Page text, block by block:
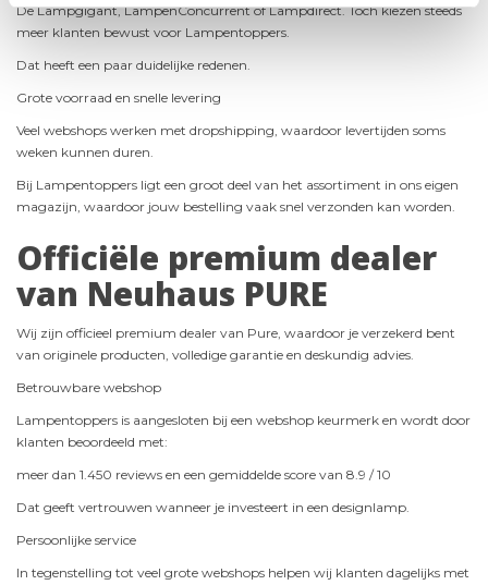
De Lampgigant, LampenConcurrent of Lampdirect. Toch kiezen steeds
meer klanten bewust voor Lampentoppers.
Dat heeft een paar duidelijke redenen.
Grote voorraad en snelle levering
Veel webshops werken met dropshipping, waardoor levertijden soms
weken kunnen duren.
Bij Lampentoppers ligt een groot deel van het assortiment in ons eigen
magazijn, waardoor jouw bestelling vaak snel verzonden kan worden.
Officiële premium dealer
van Neuhaus PURE
Wij zijn officieel premium dealer van Pure, waardoor je verzekerd bent
van originele producten, volledige garantie en deskundig advies.
Betrouwbare webshop
Lampentoppers is aangesloten bij een webshop keurmerk en wordt door
klanten beoordeeld met:
meer dan 1.450 reviews en een gemiddelde score van 8.9 / 10
Dat geeft vertrouwen wanneer je investeert in een designlamp.
Persoonlijke service
In tegenstelling tot veel grote webshops helpen wij klanten dagelijks met